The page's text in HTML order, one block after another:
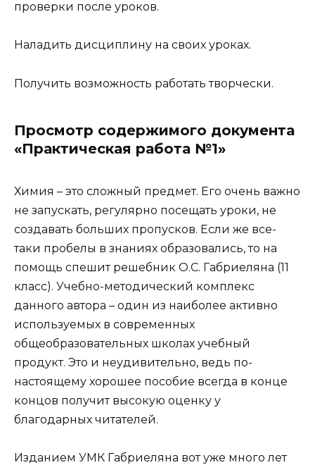
проверки после уроков.
Наладить дисциплину на своих уроках.
Получить возможность работать творчески.
Просмотр содержимого документа
«Практическая работа №1»
Химия – это сложный предмет. Его очень важно
не запускать, регулярно посещать уроки, не
создавать больших пропусков. Если же все-
таки пробелы в знаниях образовались, то на
помощь спешит решебник О.С. Габриеляна (11
класс). Учебно-методический комплекс
данного автора – один из наиболее активно
используемых в современных
общеобразовательных школах учебный
продукт. Это и неудивительно, ведь по-
настоящему хорошее пособие всегда в конце
концов получит высокую оценку у
благодарных читателей.
Изданием УМК Габриеляна вот уже много лет